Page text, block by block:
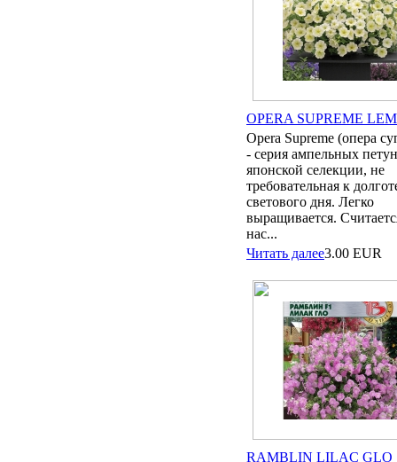
OPERA SUPREME
Opera Supreme (опера
- серия ампельных
японской селекции, не
требовательная к
светового дня. Легко
выращивается.
нас...
Читать далее3.00 EUR
RAMBLIN LILAC GLO